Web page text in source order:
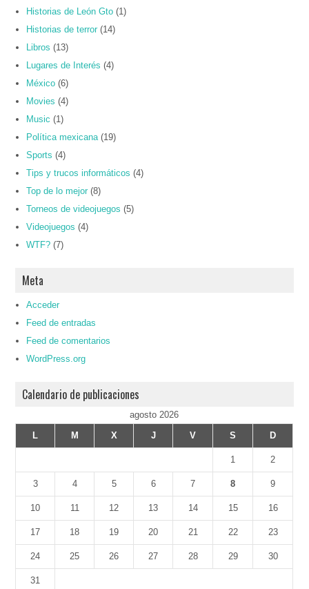
Historias de León Gto (1)
Historias de terror (14)
Libros (13)
Lugares de Interés (4)
México (6)
Movies (4)
Music (1)
Política mexicana (19)
Sports (4)
Tips y trucos informáticos (4)
Top de lo mejor (8)
Torneos de videojuegos (5)
Videojuegos (4)
WTF? (7)
Meta
Acceder
Feed de entradas
Feed de comentarios
WordPress.org
Calendario de publicaciones
agosto 2026
L
M X J V S D
1 2
3 4 5 6 7 8 9
10 11 12 13 14 15 16
17 18 19 20 21 22 23
24 25 26 27 28 29 30
31